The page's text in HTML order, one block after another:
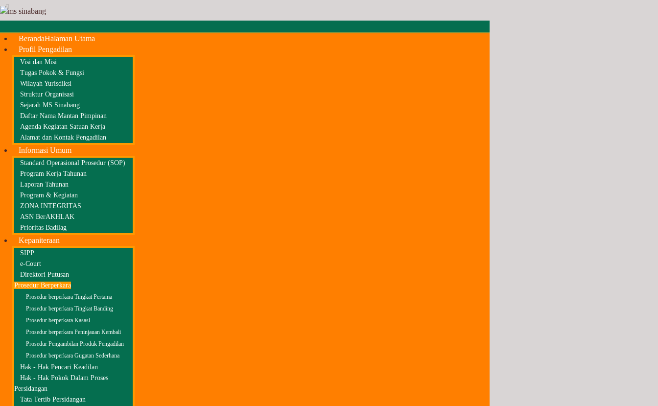
BerandaHalaman Utama
Profil Pengadilan
Visi dan Misi
Tugas Pokok & Fungsi
Wilayah Yurisdiksi
Struktur Organisasi
Sejarah MS Sinabang
Daftar Nama Mantan Pimpinan
Agenda Kegiatan Satuan Kerja
Alamat dan Kontak Pengadilan
Informasi Umum
Standard Operasional Prosedur (SOP)
Program Kerja Tahunan
Laporan Tahunan
Program & Kegiatan
ZONA INTEGRITAS
ASN BerAKHLAK
Prioritas Badilag
Kepaniteraan
SIPP
e-Court
Direktori Putusan
Prosedur Berperkara
Prosedur berperkara Tingkat Pertama
Prosedur berperkara Tingkat Banding
Prosedur berperkara Kasasi
Prosedur berperkara Peninjauan Kembali
Prosedur Pengambilan Produk Pengadilan
Prosedur berperkara Gugatan Sederhana
Hak - Hak Pencari Keadilan
Hak - Hak Pokok Dalam Proses
Persidangan
Tata Tertib Persidangan